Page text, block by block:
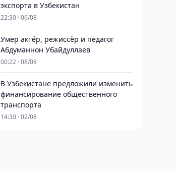
экспорта в Узбекистан
22:30 · 06/08
Умер актёр, режиссёр и педагог
Абдуманнон Убайдуллаев
00:22 · 08/08
В Узбекистане предложили изменить
финансирование общественного
транспорта
14:30 · 02/08